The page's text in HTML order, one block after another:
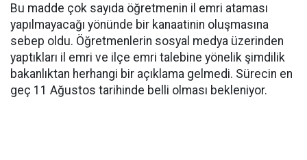
Bu madde çok sayıda öğretmenin il emri ataması
yapılmayacağı yönünde bir kanaatinin oluşmasına
sebep oldu. Öğretmenlerin sosyal medya üzerinden
yaptıkları il emri ve ilçe emri talebine yönelik şimdilik
bakanlıktan herhangi bir açıklama gelmedi. Sürecin en
geç 11 Ağustos tarihinde belli olması bekleniyor.